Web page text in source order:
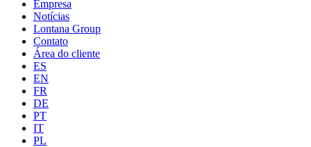
Empresa
Notícias
Lontana Group
Contato
Área do cliente
ES
EN
FR
DE
PT
IT
PL